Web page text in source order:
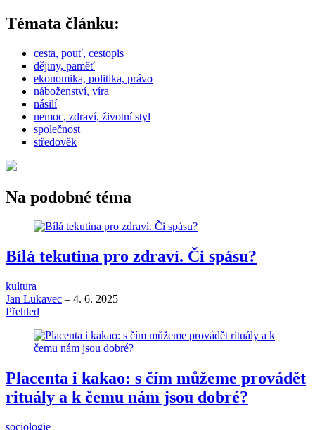
Témata článku:
cesta, pouť, cestopis
dějiny, paměť
ekonomika, politika, právo
náboženství, víra
násilí
nemoc, zdraví, životní styl
společnost
středověk
Na podobné téma
Bílá tekutina pro zdraví. Či spásu?
kultura
Jan Lukavec – 4. 6. 2025
Přehled
Placenta i kakao: s čím můžeme provádět
rituály a k čemu nám jsou dobré?
sociologie